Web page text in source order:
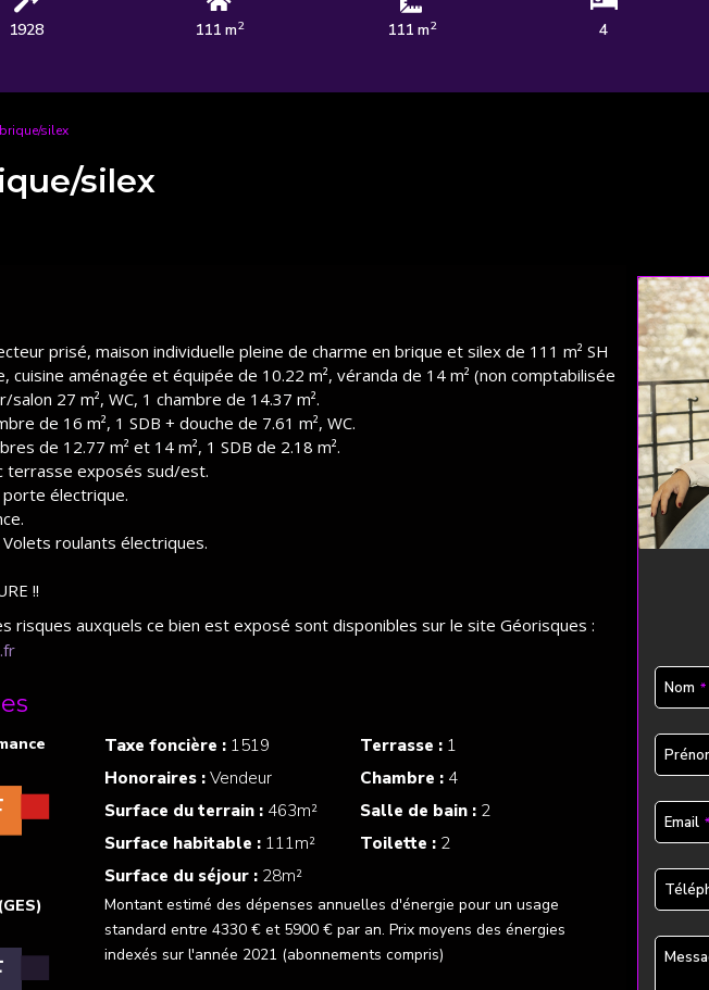
1928 111 m2 111 m2 4
silex
silex
prisé, maison individuelle pleine de charme en brique et silex de 111 m² SH
cuisine aménagée et équipée de 10.22 m², véranda de 14 m² (non comptabilisée
27 m², WC, 1 chambre de 14.37 m².
de 16 m², 1 SDB + douche de 7.61 m², WC.
de 12.77 m² et 14 m², 1 SDB de 2.18 m².
terrasse exposés sud/est.
électrique.
roulants électriques.
!!
risques auxquels ce bien est exposé sont disponibles sur le site Géorisques :
Taxe foncière : 1519
Honoraires :Vendeur
Surface du terrain : 463m²
Surface habitable : 111m²
Surface du séjour : 28m²
Terrasse : 1
Chambre : 4
Salle de bain : 2
Toilette : 2
Montant estimé des dépenses annuelles d'énergie pour un usage
standard entre 4330 € et 5900 € par an. Prix moyens des énergies
indexés sur l'année 2021 (abonnements compris)
Nom *
Email *